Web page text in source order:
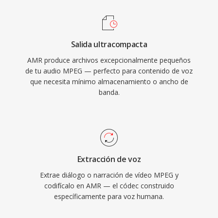
compresión, MPEG-1 sigue siendo soportado
por prácticamente todo el software de medios.
actividad vocal integrada y la generación de
durante los silencios. Aunque AMR no es
adecuado para música debido a su ancho de
banda reducido (300-3400 Hz), sobresale al
entregar voz inteligible bajo condiciones de red
Salida ultracompacta
AMR produce archivos excepcionalmente pequeños
de tu audio MPEG — perfecto para contenido de voz
que necesita mínimo almacenamiento o ancho de
banda.
Extracción de voz
Extrae diálogo o narración de vídeo MPEG y
codifícalo en AMR — el códec construido
específicamente para voz humana.